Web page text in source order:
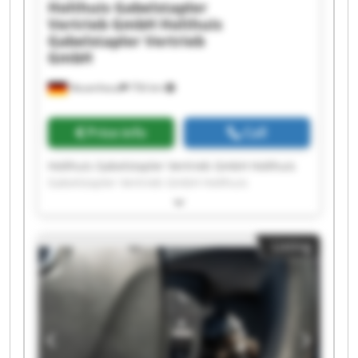
Neuenhaus 756 km
Holthuis Gabelstapler
Vertrieb GmbHHolthuis
Gabelstapler Vertrieb
GmbH
Price info Call
Holthuis Gabelstapler Vertrieb GmbH Holthuis
Gabelstapler Vertrieb GmbH Holthuis
Gabelstapler Vertrieb GmbH Holthuis
Gabelstapler Vertrieb GmbH Holthuis
Gabelstapler Vertrieb GmbH Holthuis
Gabelstapler Vertrieb GmbH Holthuis
Gabelstapler Vertrieb GmbH Holthuis
Gabelstapler Vertrieb GmbH Holthuis
Gabelstapler Vertrieb GmbH Holthuis
Listing